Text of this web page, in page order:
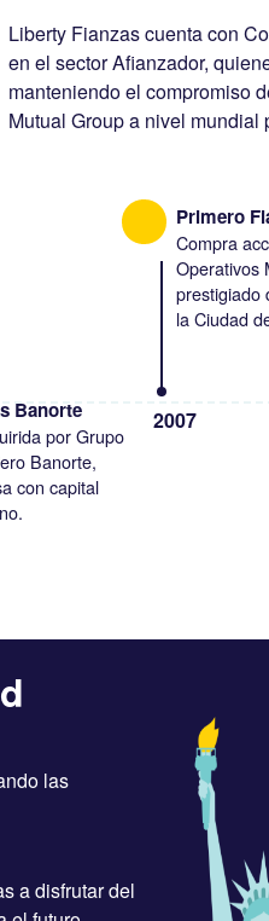
Liberty Fianzas cuenta con
en el sector Afianzador,
manteniendo el compromiso
Mutual Group a nivel mundial
Banorte
por Grupo
Banorte,
con capital
2007
Primero
Compra
Operativos
prestigiado
la Ciudad
las
a disfrutar del